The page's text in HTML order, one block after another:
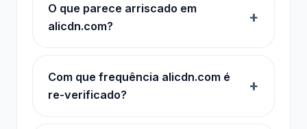
O que parece arriscado em
alicdn.com?
Com que frequência alicdn.com é
re-verificado?